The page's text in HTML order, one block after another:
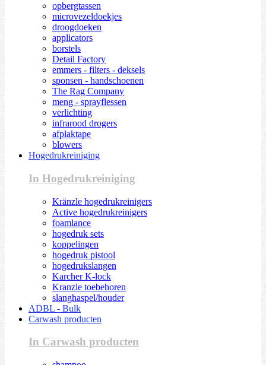
opbergtassen
microvezeldoekjes
droogdoeken
applicators
borstels
Detail Factory
emmers - filters - deksels
sponsen - handschoenen
The Rag Company
meng - sprayflessen
verlichting
infrarood drogers
afplaktape
blowers
Hogedrukreiniging
In Hogedrukreiniging
Kränzle hogedrukreinigers
Active hogedrukreinigers
foamlance
hogedruk sets
koppelingen
hogedruk pistool
hogedrukslangen
Karcher K-lock
Kranzle toebehoren
slanghaspel/houder
ADBL - Bulk
Carwash producten
In Carwash producten